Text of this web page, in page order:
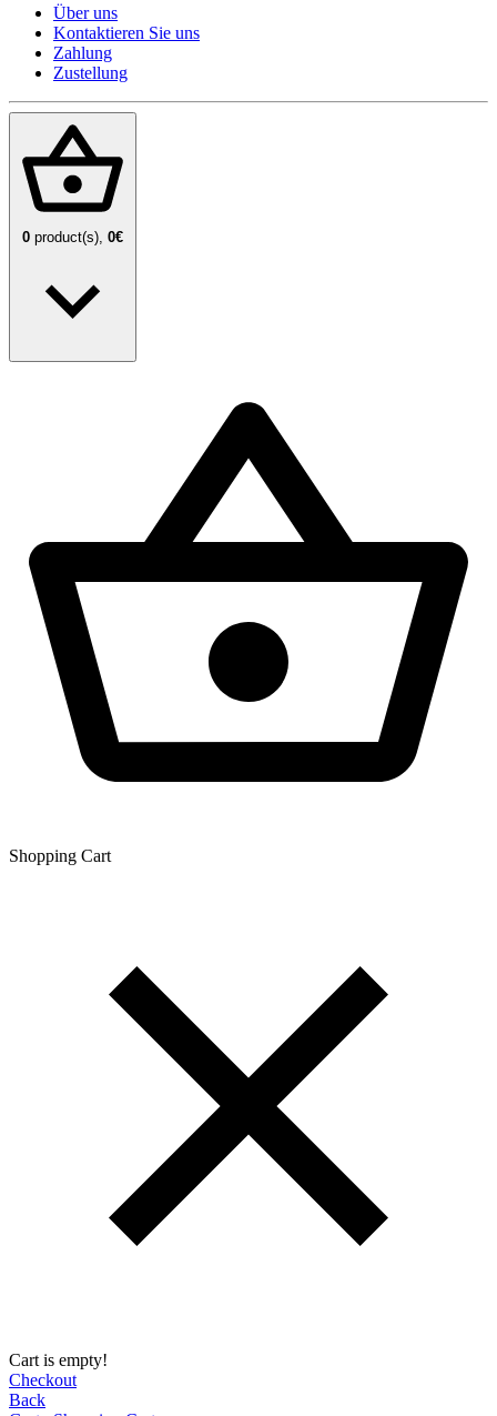
Über uns
Kontaktieren Sie uns
Zahlung
Zustellung
0 product(s), 0€
Shopping Сart
Cart is empty!
Checkout
Back